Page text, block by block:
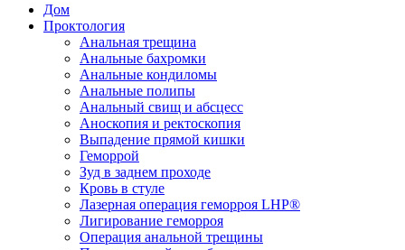
Дом
Проктология
Анальная трещина
Анальные бахромки
Анальные кондиломы
Анальные полипы
Анальный свищ и абсцесс
Аноскопия и ректоскопия
Выпадение прямой кишки
Геморрой
Зуд в заднем проходе
Кровь в стуле
Лазерная операция геморроя LHP®
Лигирование геморроя
Операция анальной трещины